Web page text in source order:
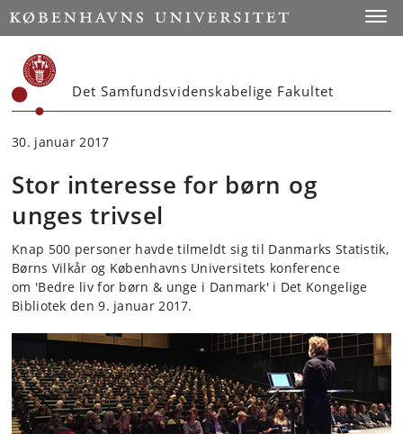
Start
Det Samfundsvidenskabelige Fakultet
30. januar 2017
Stor interesse for børn og
unges trivsel
Knap 500 personer havde tilmeldt sig til Danmarks Statistik,
Børns Vilkår og Københavns Universitets konference
om 'Bedre liv for børn & unge i Danmark' i Det Kongelige
Bibliotek den 9. januar 2017.